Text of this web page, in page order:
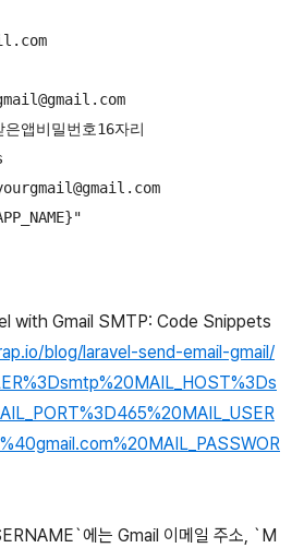
은앱비밀번호16자리
with Gmail SMTP: Code Snippets
blog/laravel-send-email-gmail/
에는 Gmail 이메일 주소, `M